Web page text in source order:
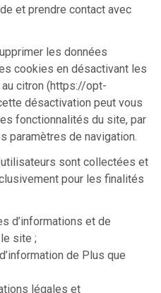
et prendre contact avec
les données
cookies en désactivant les
citron (https://opt-
désactivation peut vous
fonctionnalités du site, par
paramètres de navigation.
sont collectées et
pour les finalités
d’informations et de
site ;
de Plus que
légales et